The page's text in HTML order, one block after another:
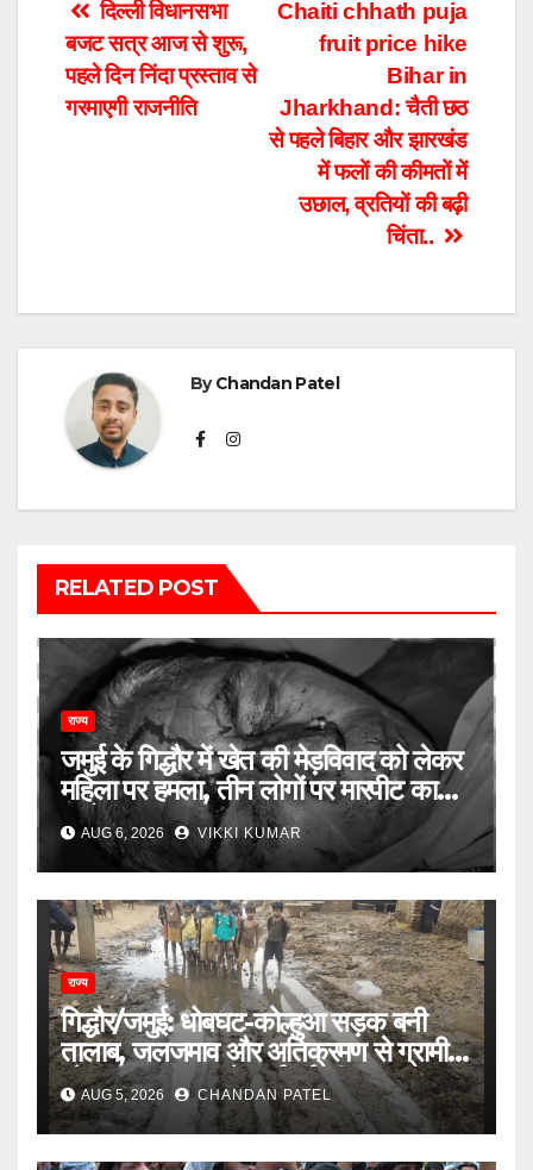
Post
navigation
Chaiti chhath puja
fruit price hike
Bihar in
Jharkhand: चैती छठ
से पहले बिहार और झारखंड
में फलों की कीमतों में
उछाल, व्रतियों की बढ़ी
चिंता..
दिल्ली विधानसभा
बजट सत्र आज से शुरू,
पहले दिन निंदा प्रस्ताव से
गरमाएगी राजनीति
ByChandan Patel
RELATED POST
राज्य
जमुई के गिद्धौर में खेत की मेड़विवाद को लेकर
महिला पर हमला, तीन लोगों पर मारपीट का
आरोप
AUG 6, 2026 VIKKI KUMAR
राज्य
गिद्धौर/जमुई: धोबघट-कोल्हुआ सड़क बनी
तालाब, जलजमाव और अतिक्रमण से ग्रामीण
परेशान, प्रशासन से कार्रवाई की मांग
AUG 5, 2026 CHANDAN PATEL